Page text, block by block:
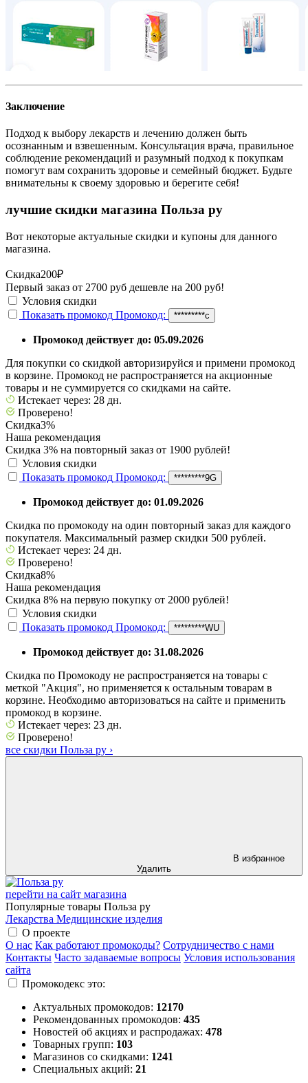
Заключение
Подход к выбору лекарств и лечению должен быть
осознанным и взвешенным. Консультация врача, правильное
соблюдение рекомендаций и разумный подход к покупкам
помогут вам сохранить здоровье и семейный бюджет. Будьте
внимательны к своему здоровью и берегите себя!
лучшие скидки магазина Польза ру
Вот некоторые актуальные скидки и купоны для данного
магазина.
Скидка200₽
Первый заказ от 2700 руб дешевле на 200 руб!
Условия скидки
Показать промокод Промокод: *********с
Промокод действует до: 05.09.2026
Для покупки со скидкой авторизируйся и примени промокод
в корзине. Промокод не распространяется на акционные
товары и не суммируется со скидками на сайте.
Истекает через: 28 дн.
Проверено!
Скидка3%
Наша рекомендация
Cкидка 3% на повторный заказ от 1900 рублей!
Условия скидки
Показать промокод Промокод: *********9G
Промокод действует до: 01.09.2026
Скидка по промокоду на один повторный заказ для каждого
покупателя. Максимальный размер скидки 500 рублей.
Истекает через: 24 дн.
Проверено!
Скидка8%
Наша рекомендация
Скидка 8% на первую покупку от 2000 рублей!
Условия скидки
Показать промокод Промокод: *********WU
Промокод действует до: 31.08.2026
Скидка по Промокоду не распространяется на товары с
меткой "Акция", но применяется к остальным товарам в
корзине. Необходимо авторизоваться на сайте и применить
промокод в корзине.
Истекает через: 23 дн.
Проверено!
все скидки Польза ру ›
В избранное
Удалить
перейти на сайт магазина
Популярные товары Польза ру
Лекарства Медицинские изделия
О проекте
О нас Как работают промокоды? Сотрудничество с нами
Контакты Часто задаваемые вопросы Условия использования
сайта
Промокодекс это:
Актуальных промокодов: 12170
Рекомендованных промокодов: 435
Новостей об акциях и распродажах: 478
Товарных групп: 103
Магазинов со скидками: 1241
Специальных акций: 21